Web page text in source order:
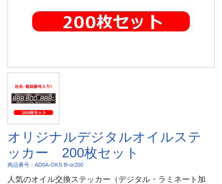
オリジナルデジタルオイルステ
ッカー 200枚セット
商品番号：AD0A-OKS-B-or200
人気のオイル交換ステッカー（デジタル・ラミネート加